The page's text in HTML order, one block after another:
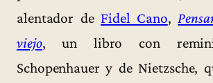
alentador de Fidel Cano,
viejo, un libro con
Schopenhauer y de Nietzsche,